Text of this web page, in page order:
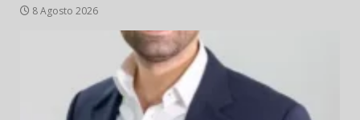
8 Agosto 2026